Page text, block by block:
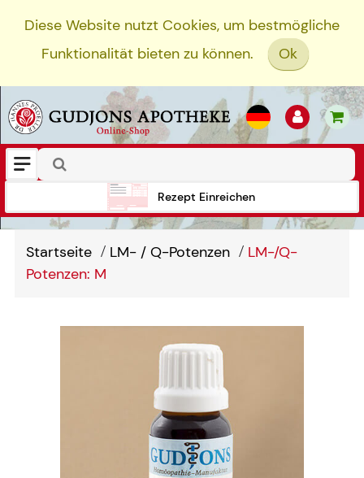
Diese Website nutzt Cookies, um bestmögliche
Funktionalität bieten zu können.
Ok
Rezept Einreichen
Startseite LM- / Q-Potenzen
LM-/Q-
Potenzen: M